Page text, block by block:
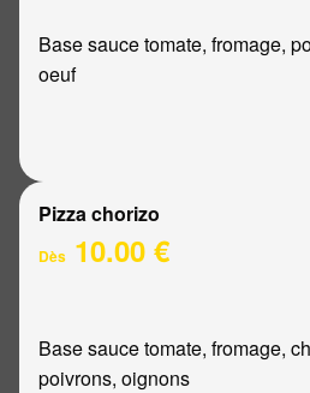
Base sauce tomate, fromage,
oeuf
Pizza chorizo
Dès 10.00 €
Base sauce tomate, fromage,
poivrons, oignons